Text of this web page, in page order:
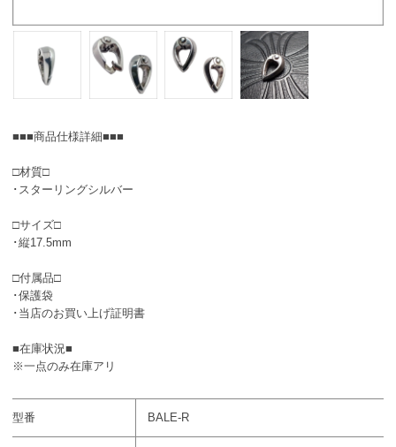
■■■商品仕様詳細■■■
□材質□
･スターリングシルバー
□サイズ□
･縦17.5mm
□付属品□
･保護袋
･当店のお買い上げ証明書
■在庫状況■
※一点のみ在庫アリ
型番 BALE-R